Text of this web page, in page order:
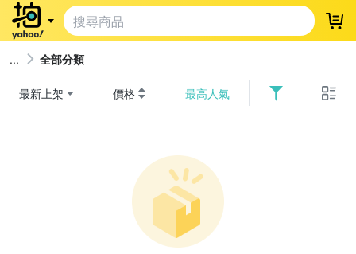
登
全部分類
最新上架 價格 最高人氣